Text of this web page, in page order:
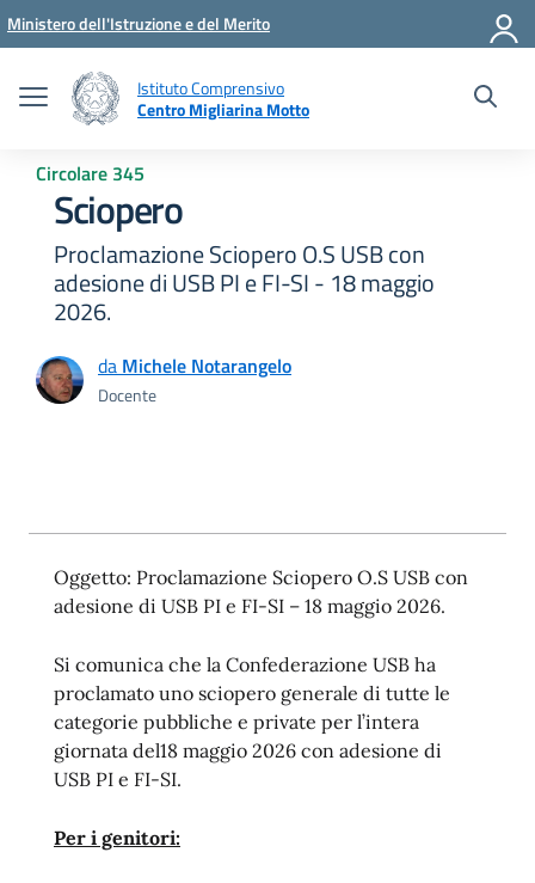
Vai ai contenuti
Vai al menu di navigazione
Vai al footer
Ministero dell'Istruzione e del Merito
Istituto Comprensivo
Centro Migliarina Motto
Circolare 345
Sciopero
Proclamazione Sciopero O.S USB con
adesione di USB PI e FI-SI - 18 maggio
2026.
da Michele Notarangelo
Docente
Oggetto: Proclamazione Sciopero O.S USB con
adesione di USB PI e FI-SI – 18 maggio 2026.
Si comunica che la Confederazione USB ha
proclamato uno sciopero generale di tutte le
categorie pubbliche e private per l’intera
giornata del18 maggio 2026 con adesione di
USB PI e FI-SI.
Per i genitori: